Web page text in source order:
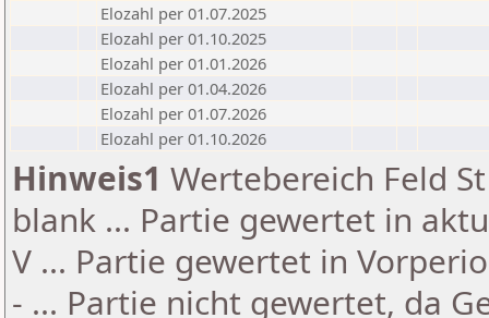
Elozahl per 01.07.2025
Elozahl per 01.10.2025
Elozahl per 01.01.2026
Elozahl per 01.04.2026
Elozahl per 01.07.2026
Elozahl per 01.10.2026
Hinweis1 Wertebereich Feld
blank ... Partie gewertet in
V ... Partie gewertet in
- ... Partie nicht gewertet, da